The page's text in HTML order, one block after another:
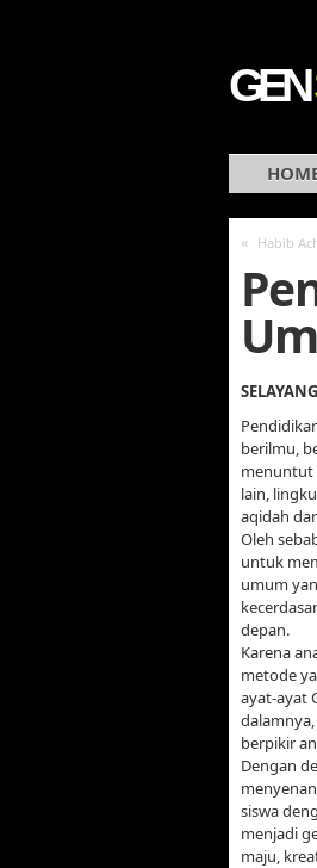
GEN
« Habib
berilmu,
menuntut
lain,
aqidah
Oleh
untuk
umum
depan.
Karena
metode
ayat-ayat
berpikir
Dengan
siswa
menjadi
maju,